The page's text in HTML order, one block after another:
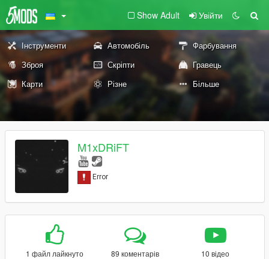
Show Adult Увійти
Інструменти Автомобіль
Фарбування
Зброя
Скріпти
Гравець
Карти
Різне Більше
M1xDRiFT
1 файл лайкнуто 89 коментарів 10 відео